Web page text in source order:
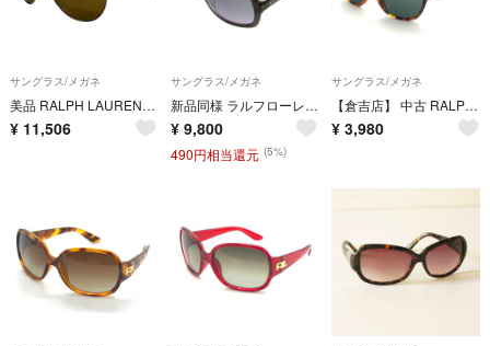
サングラス/メガネ
美品 RALPH LAUREN ラルフローレン メタルフレーム サングラス PH3094 シルバーカラー ブラウン メンズ レディース 古着 中古 USED
¥ 11,506
サングラス/メガネ
新品同様 ラルフローレン サングラス RALPH 965/S ブラック グラデーションレンズ 廃盤モデル メンズ レディース アイウェア Ralph Lauren
¥ 9,800
490円相当還元 (5%)
サングラス/メガネ
【倉吉店】 中古 RALPH LAUREN | ラルフローレン サングラス PH4093 ブラウン 【116】
¥ 3,980